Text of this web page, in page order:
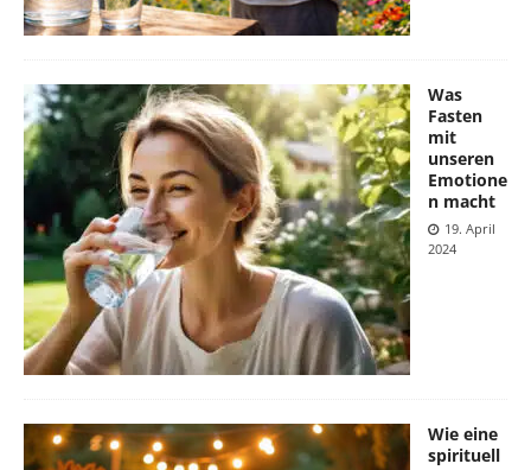
Was
Fasten
mit
unseren
Emotione
n macht
19. April
2024
Wie eine
spirituell